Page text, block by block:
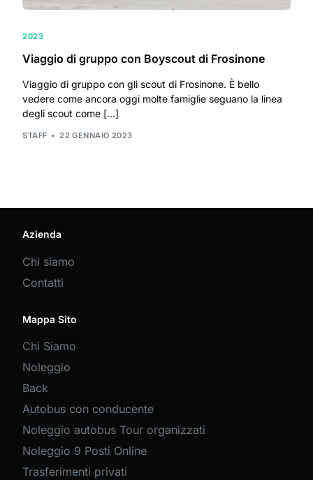
2023
Viaggio di gruppo con Boyscout di Frosinone
Viaggio di gruppo con gli scout di Frosinone. È bello
vedere come ancora oggi molte famiglie seguano la linea
degli scout come […]
STAFF 22 GENNAIO 2023
Azienda
Chi siamo
Contatti
Mappa Sito
Chi Siamo
Noleggio
Back
Autobus con conducente
Noleggio autobus Tour organizzati
Noleggio 9 Posti Online
Trasferimenti privati